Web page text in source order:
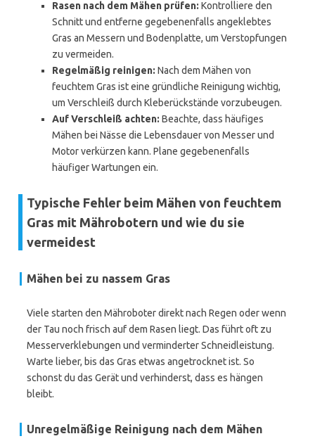
Rasen nach dem Mähen prüfen: Kontrolliere den
Schnitt und entferne gegebenenfalls angeklebtes
Gras an Messern und Bodenplatte, um Verstopfungen
zu vermeiden.
Regelmäßig reinigen: Nach dem Mähen von
feuchtem Gras ist eine gründliche Reinigung wichtig,
um Verschleiß durch Kleberückstände vorzubeugen.
Auf Verschleiß achten: Beachte, dass häufiges
Mähen bei Nässe die Lebensdauer von Messer und
Motor verkürzen kann. Plane gegebenenfalls
häufiger Wartungen ein.
Typische Fehler beim Mähen von feuchtem
Gras mit Mährobotern und wie du sie
vermeidest
Mähen bei zu nassem Gras
Viele starten den Mähroboter direkt nach Regen oder wenn
der Tau noch frisch auf dem Rasen liegt. Das führt oft zu
Messerverklebungen und verminderter Schneidleistung.
Warte lieber, bis das Gras etwas angetrocknet ist. So
schonst du das Gerät und verhinderst, dass es hängen
bleibt.
Unregelmäßige Reinigung nach dem Mähen